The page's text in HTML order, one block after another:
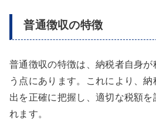
普通徴収の特徴
普通徴収の特徴は、納税者自身
う点にあります。これにより、
出を正確に把握し、適切な税額
れます。